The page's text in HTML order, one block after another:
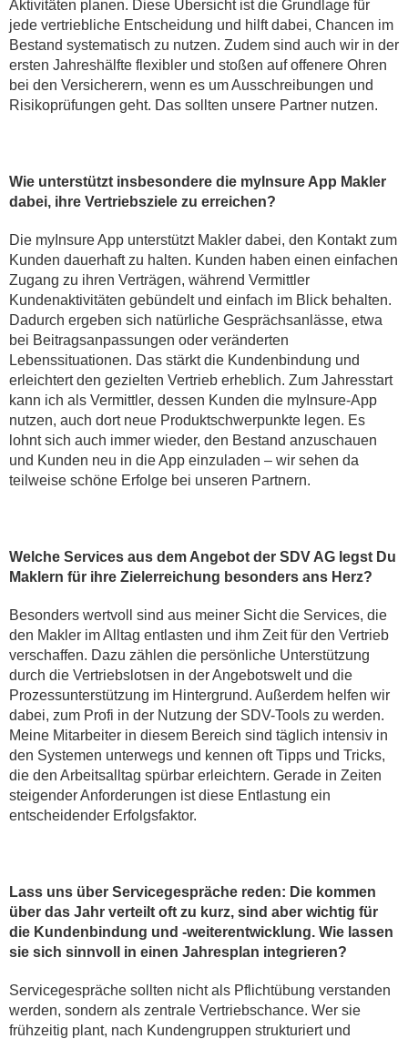
Aktivitäten planen. Diese Übersicht ist die Grundlage für
jede vertriebliche Entscheidung und hilft dabei, Chancen im
Bestand systematisch zu nutzen. Zudem sind auch wir in der
ersten Jahreshälfte flexibler und stoßen auf offenere Ohren
bei den Versicherern, wenn es um Ausschreibungen und
Risikoprüfungen geht. Das sollten unsere Partner nutzen.
Wie unterstützt insbesondere die myInsure App Makler
dabei, ihre Vertriebsziele zu erreichen?
Die myInsure App unterstützt Makler dabei, den Kontakt zum
Kunden dauerhaft zu halten. Kunden haben einen einfachen
Zugang zu ihren Verträgen, während Vermittler
Kundenaktivitäten gebündelt und einfach im Blick behalten.
Dadurch ergeben sich natürliche Gesprächsanlässe, etwa
bei Beitragsanpassungen oder veränderten
Lebenssituationen. Das stärkt die Kundenbindung und
erleichtert den gezielten Vertrieb erheblich. Zum Jahresstart
kann ich als Vermittler, dessen Kunden die myInsure-App
nutzen, auch dort neue Produktschwerpunkte legen. Es
lohnt sich auch immer wieder, den Bestand anzuschauen
und Kunden neu in die App einzuladen – wir sehen da
teilweise schöne Erfolge bei unseren Partnern.
Welche Services aus dem Angebot der SDV AG legst Du
Maklern für ihre Zielerreichung besonders ans Herz?
Besonders wertvoll sind aus meiner Sicht die Services, die
den Makler im Alltag entlasten und ihm Zeit für den Vertrieb
verschaffen. Dazu zählen die persönliche Unterstützung
durch die Vertriebslotsen in der Angebotswelt und die
Prozessunterstützung im Hintergrund. Außerdem helfen wir
dabei, zum Profi in der Nutzung der SDV-Tools zu werden.
Meine Mitarbeiter in diesem Bereich sind täglich intensiv in
den Systemen unterwegs und kennen oft Tipps und Tricks,
die den Arbeitsalltag spürbar erleichtern. Gerade in Zeiten
steigender Anforderungen ist diese Entlastung ein
entscheidender Erfolgsfaktor.
Lass uns über Servicegespräche reden: Die kommen
über das Jahr verteilt oft zu kurz, sind aber wichtig für
die Kundenbindung und -weiterentwicklung. Wie lassen
sie sich sinnvoll in einen Jahresplan integrieren?
Servicegespräche sollten nicht als Pflichtübung verstanden
werden, sondern als zentrale Vertriebschance. Wer sie
frühzeitig plant, nach Kundengruppen strukturiert und